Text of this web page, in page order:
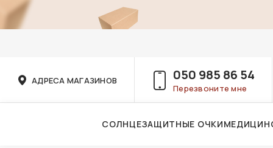
АДРЕСА МАГАЗИНОВ 050 985 86 54
Перезвоните мне
СОЛНЦЕЗАЩИТНЫЕ ОЧКИ